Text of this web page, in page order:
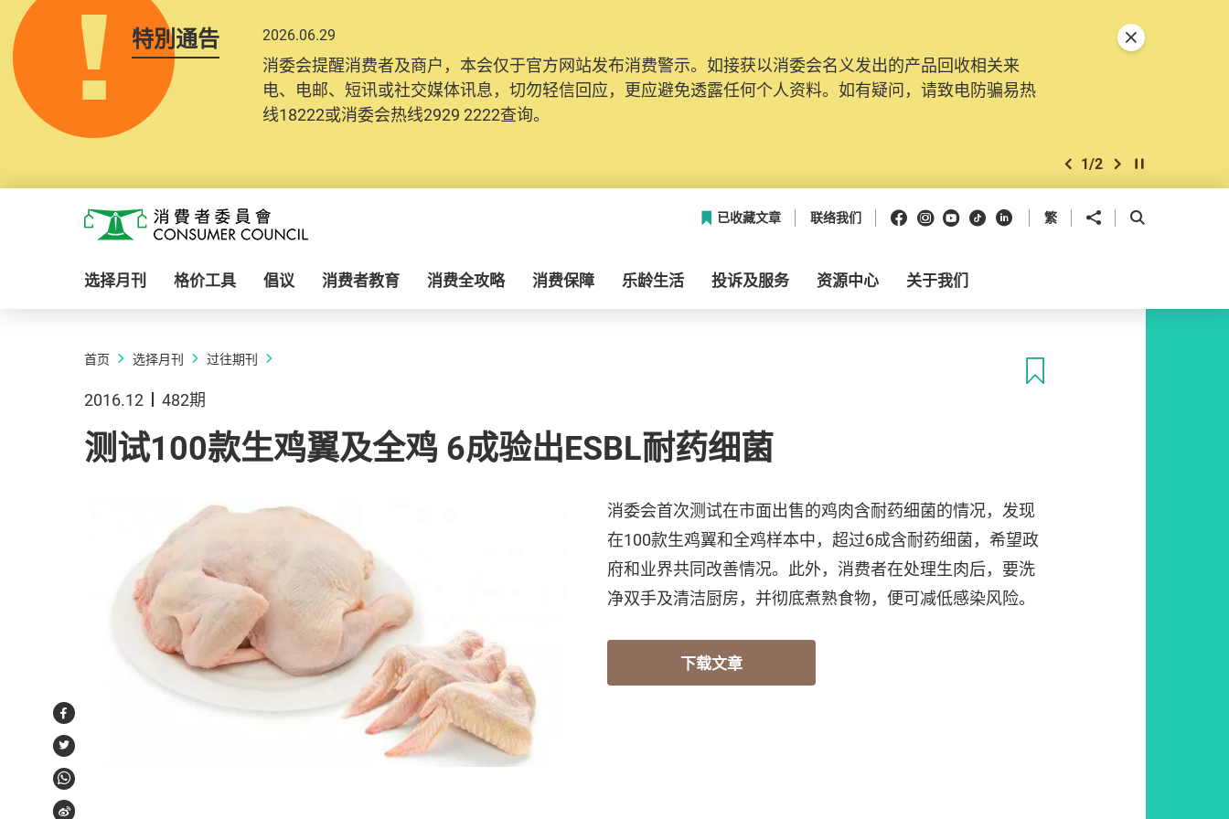
特別通告 2026.06.29
消委会提醒消费者及商户，本会仅于官方网站发布消费警示。如接获以消委会名义发出的产品回收相关来
电、电邮、短讯或社交媒体讯息，切勿轻信回应，更应避免透露任何个人资料。如有疑问，请致电防骗易热
线18222或消委会热线2929 2222查询。
上一个
1/2 下一个开始/暂停幻灯
关闭特別通告
消费者委员会
已收藏文章 联络我们 Facebook
Instagram
Youtube
抖音领英 繁 分享到 开启搜寻框
选择月刊 格价工具 倡议 消费者教育 消费全攻略 消费保障 乐龄生活 投诉及服务 资源中心 关于我们
首页 选择月刊 过往期刊
2016.12 482期
测试100款生鸡翼及全鸡 6成验出ESBL耐药细菌
消委会首次测试在市面出售的鸡肉含耐药细菌的情况，发现
在100款生鸡翼和全鸡样本中，超过6成含耐药细菌，希望政
府和业界共同改善情况。此外，消费者在处理生肉后，要洗
净双手及清洁厨房，并彻底煮熟食物，便可减低感染风险。
下载文章
Facebook
Twitter
WhatsApp